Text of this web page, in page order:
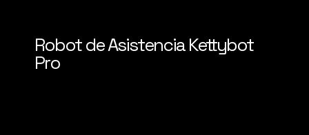
Robot de Asistencia Kettybot
Pro